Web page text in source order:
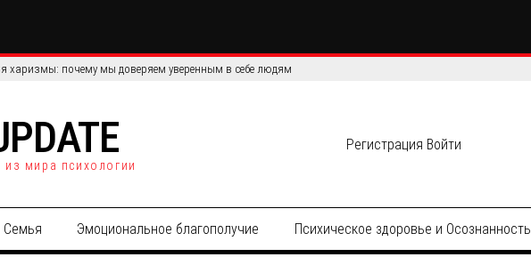
харизмы: почему мы доверяем уверенным в себе людям
из мира психологии
Регистрация Войти
Семья Эмоциональное благополучие Психическое здоровье и Осознанность